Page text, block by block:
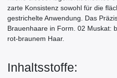
zarte Konsistenz sowohl für die
gestrichelte Anwendung. Das
Brauenhaare in Form. 02 Muskat:
rot-braunem Haar.
Inhaltsstoffe: